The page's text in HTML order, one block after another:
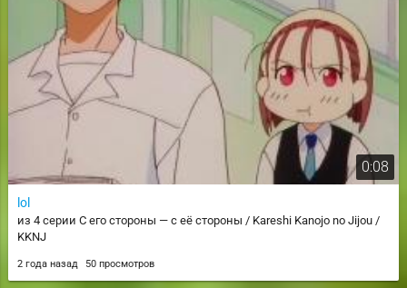
0:08
lol
из 4 серии С его стороны — с её стороны / Kareshi Kanojo no Jijou /
KKNJ
2 года назад 50 просмотров